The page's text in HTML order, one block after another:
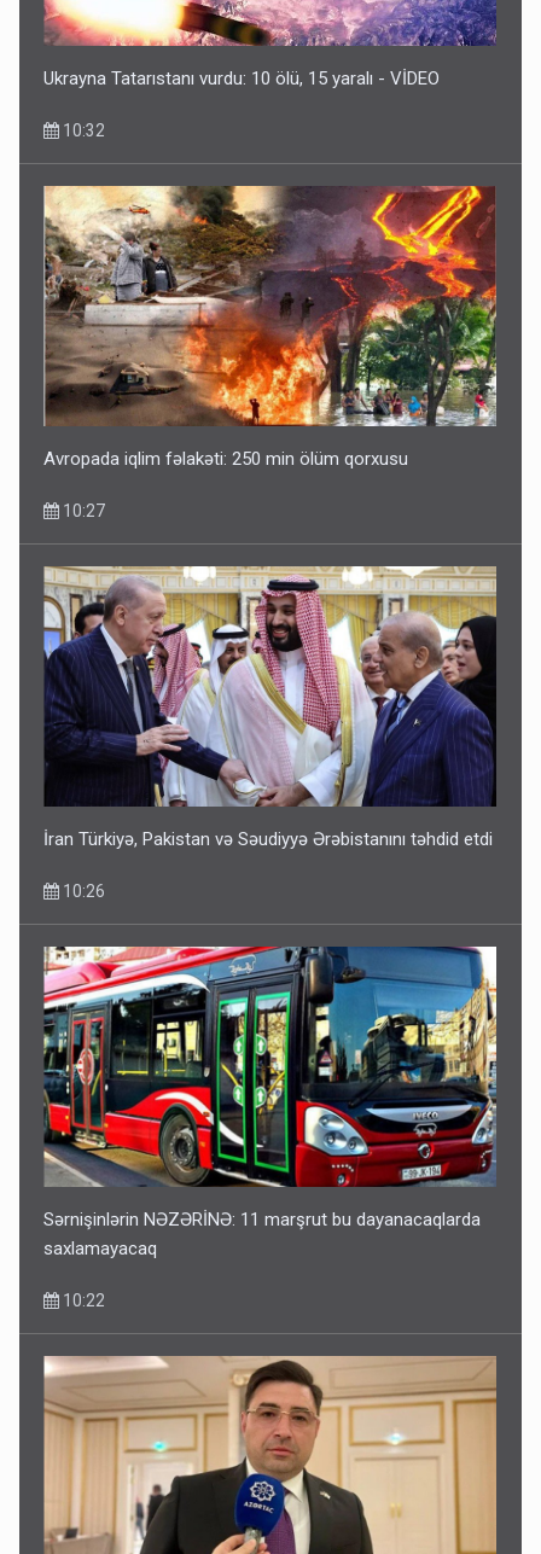
Ukrayna Tatarıstanı vurdu: 10 ölü, 15 yaralı - VİDEO
10:32
Avropada iqlim fəlakəti: 250 min ölüm qorxusu
10:27
İran Türkiyə, Pakistan və Səudiyyə Ərəbistanını təhdid etdi
10:26
Sərnişinlərin NƏZƏRİNƏ: 11 marşrut bu dayanacaqlarda
saxlamayacaq
10:22